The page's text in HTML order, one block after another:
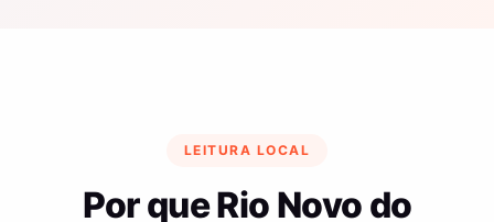
LEITURA LOCAL
Por que Rio Novo do